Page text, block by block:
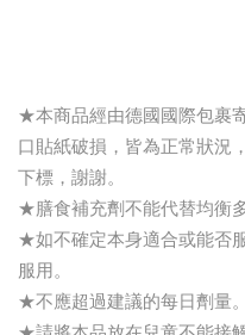
★本商品經由德國國際包裹
口貼紙破損，皆為正常狀況
下標，謝謝。
★膳食補充劑不能代替均衡
★如不確定本身適合或能否
服用。
★不應超過建議的每日劑量。